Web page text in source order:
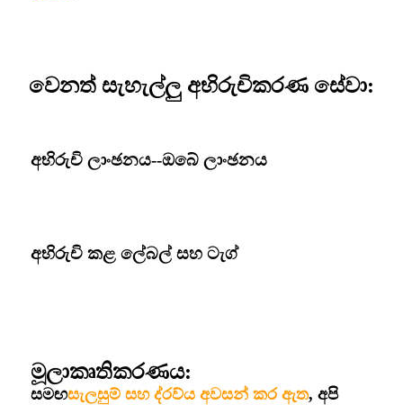
වෙනත් සැහැල්ලු අභිරුචිකරණ සේවා:
අභිරුචි ලාංඡනය--ඔබේ ලාංඡනය
අභිරුචි කළ ලේබල් සහ ටැග්
මූලාකෘතිකරණය:
සමඟසැලසුම් සහ ද්රව්ය අවසන් කර ඇත, අපි